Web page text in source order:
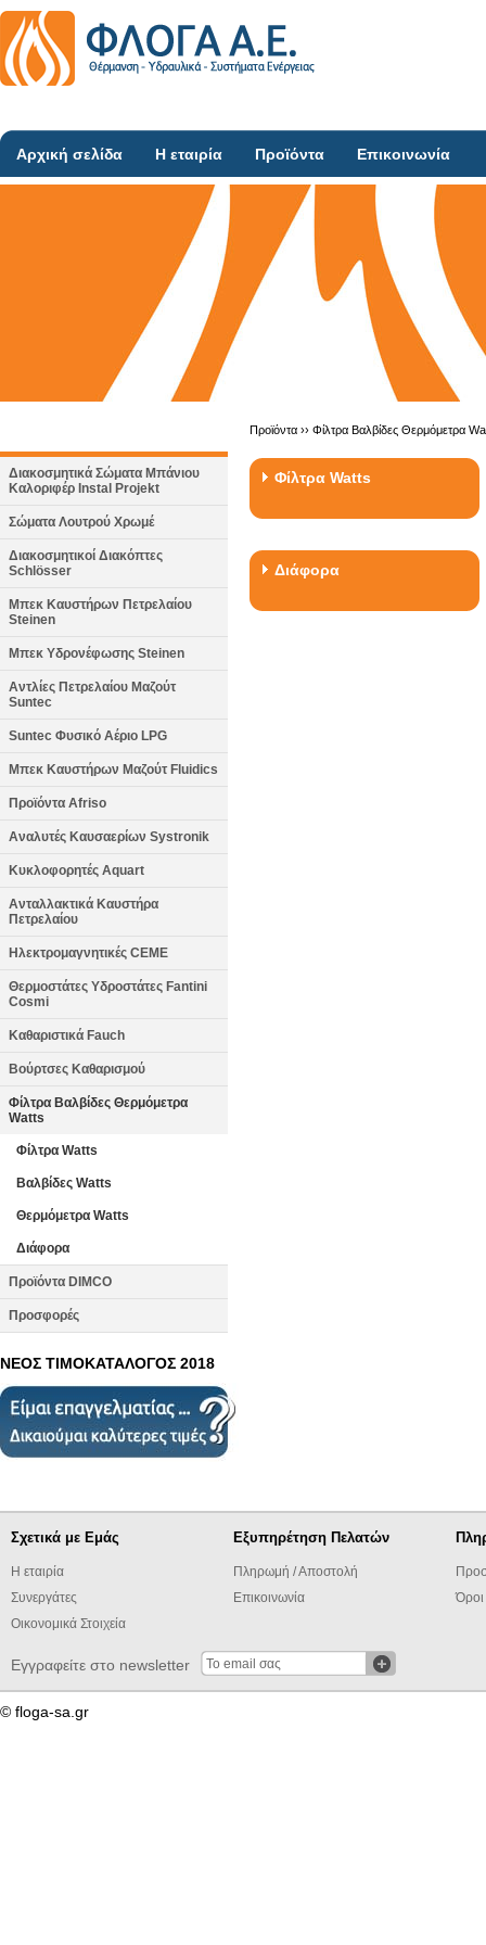
Αρχική σελίδα Η εταιρία Προϊόντα Επικοινωνία
Διακοσμητικά Σώματα Μπάνιου
Καλοριφέρ Instal Projekt
Σώματα Λουτρού Χρωμέ
Διακοσμητικοί Διακόπτες
Schlösser
Μπεκ Καυστήρων Πετρελαίου
Steinen
Μπεκ Υδρονέφωσης Steinen
Αντλίες Πετρελαίου Μαζούτ
Suntec
Suntec Φυσικό Αέριο LPG
Μπεκ Καυστήρων Μαζούτ Fluidics
Προϊόντα Afriso
Αναλυτές Καυσαερίων Systronik
Κυκλοφορητές Aquart
Ανταλλακτικά Καυστήρα
Πετρελαίου
Ηλεκτρομαγνητικές CEME
Θερμοστάτες Υδροστάτες Fantini
Cosmi
Καθαριστικά Fauch
Βούρτσες Καθαρισμού
Φίλτρα Βαλβίδες Θερμόμετρα
Watts
Φίλτρα Watts
Βαλβίδες Watts
Θερμόμετρα Watts
Διάφορα
Προϊόντα DIMCO
Προσφορές
ΝΕΟΣ ΤΙΜΟΚΑΤΑΛΟΓΟΣ 2018
Προϊόντα ›› Φίλτρα Βαλβίδες Θερμόμετρα
Φίλτρα Watts
Διάφορα
Σχετικά με Εμάς
Η εταιρία
Συνεργάτες
Οικονομικά Στοιχεία
Εξυπηρέτηση Πελατών
Πληρωμή / Αποστολή
Επικοινωνία
Εγγραφείτε στο newsletter
© floga-sa.gr